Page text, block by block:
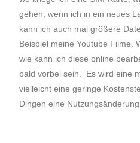
gehen, wenn ich in ein neues
kann ich auch mal größere
Beispiel meine Youtube Filme.
wie kann ich diese online
bald vorbei sein. Es wird eine
vielleicht eine geringe
Dingen eine Nutzungsänderung